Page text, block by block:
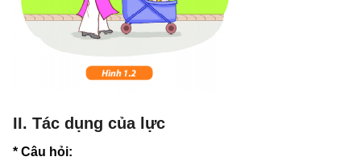
II. Tác dụng của lực
* Câu hỏi: